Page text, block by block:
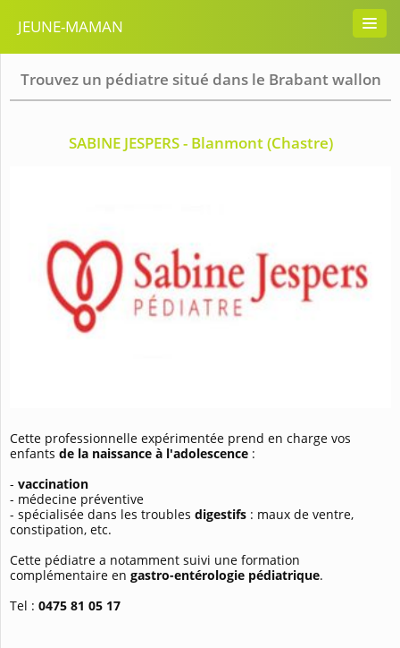
JEUNE-MAMAN
Trouvez un pédiatre situé dans le Brabant wallon
SABINE JESPERS - Blanmont (Chastre)
Cette professionnelle expérimentée prend en charge vos
enfants de la naissance à l'adolescence :
- vaccination
- médecine préventive
- spécialisée dans les troubles digestifs : maux de ventre,
constipation, etc.
Cette pédiatre a notamment suivi une formation
complémentaire en gastro-entérologie pédiatrique.
Tel : 0475 81 05 17